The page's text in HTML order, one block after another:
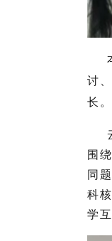
讨
长。
围
同
科
学